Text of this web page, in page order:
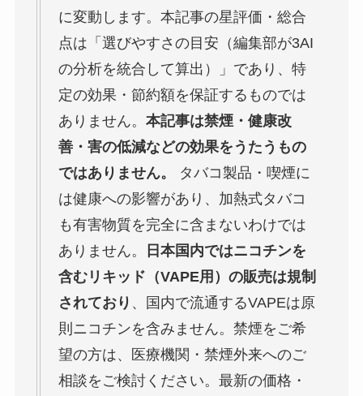
に変動します。本記事の星評価・総合
点は「選びやすさの目安（編集部が3AI
の分析を統合して算出）」であり、特
定の効果・節約額を保証するものでは
ありません。 本記事は禁煙・健康改
善・害の低減などの効果をうたうもの
ではありません。
タバコ製品・喫煙に
は健康への影響があり、加熱式タバコ
も有害物質を完全に含まないわけでは
ありません。
日本国内ではニコチンを
含むリキッド（VAPE用）の販売は規制
されており 、国内で流通するVAPEは原
則ニコチンを含みません。禁煙をご希
望の方は、医療機関・禁煙外来へのご
相談をご検討ください。最新の価格・